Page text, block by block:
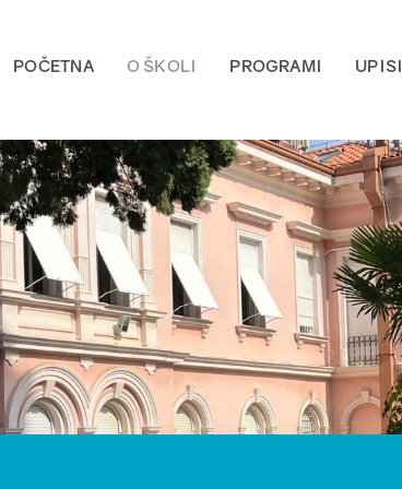
POČETNA O ŠKOLI PROGRAMI UPISI